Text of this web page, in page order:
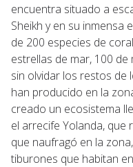
encuentra situado a
Sheikh y en su inmensa
de 200 especies de
estrellas de mar, 100
sin olvidar los restos de
han producido en la
creado un ecosistema
el arrecife Yolanda, que
que naufragó en la
tiburones que habitan